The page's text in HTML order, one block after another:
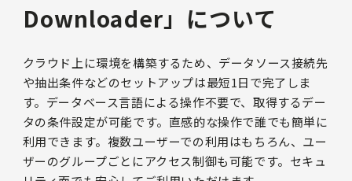
Downloader」について
クラウド上に環境を構築するため、データソース接続先
や抽出条件などのセットアップは最短1日で完了しま
す。データベース言語による操作不要で、取得するデー
タの条件設定が可能です。直感的な操作で誰でも簡単に
利用できます。複数ユーザーでの利用はもちろん、ユー
ザーのグループごとにアクセス制御も可能です。セキュ